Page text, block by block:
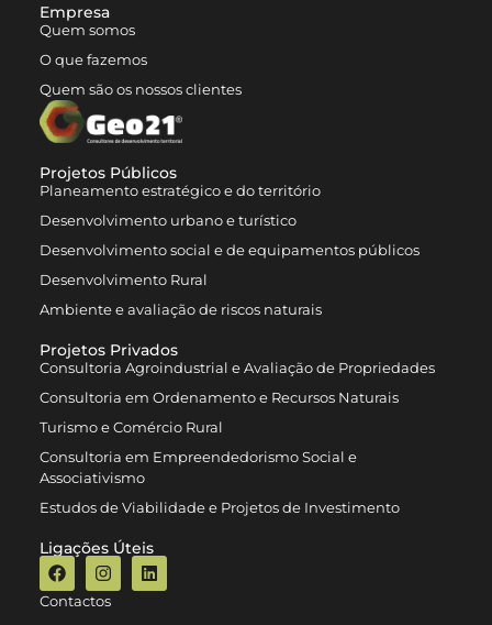
Empresa
Quem somos
O que fazemos
Quem são os nossos clientes
Projetos Públicos
Planeamento estratégico e do território
Desenvolvimento urbano e turístico
Desenvolvimento social e de equipamentos públicos
Desenvolvimento Rural
Ambiente e avaliação de riscos naturais
Projetos Privados
Consultoria Agroindustrial e Avaliação de Propriedades
Consultoria em Ordenamento e Recursos Naturais
Turismo e Comércio Rural
Consultoria em Empreendedorismo Social e
Associativismo
Estudos de Viabilidade e Projetos de Investimento
Ligações Úteis
Contactos